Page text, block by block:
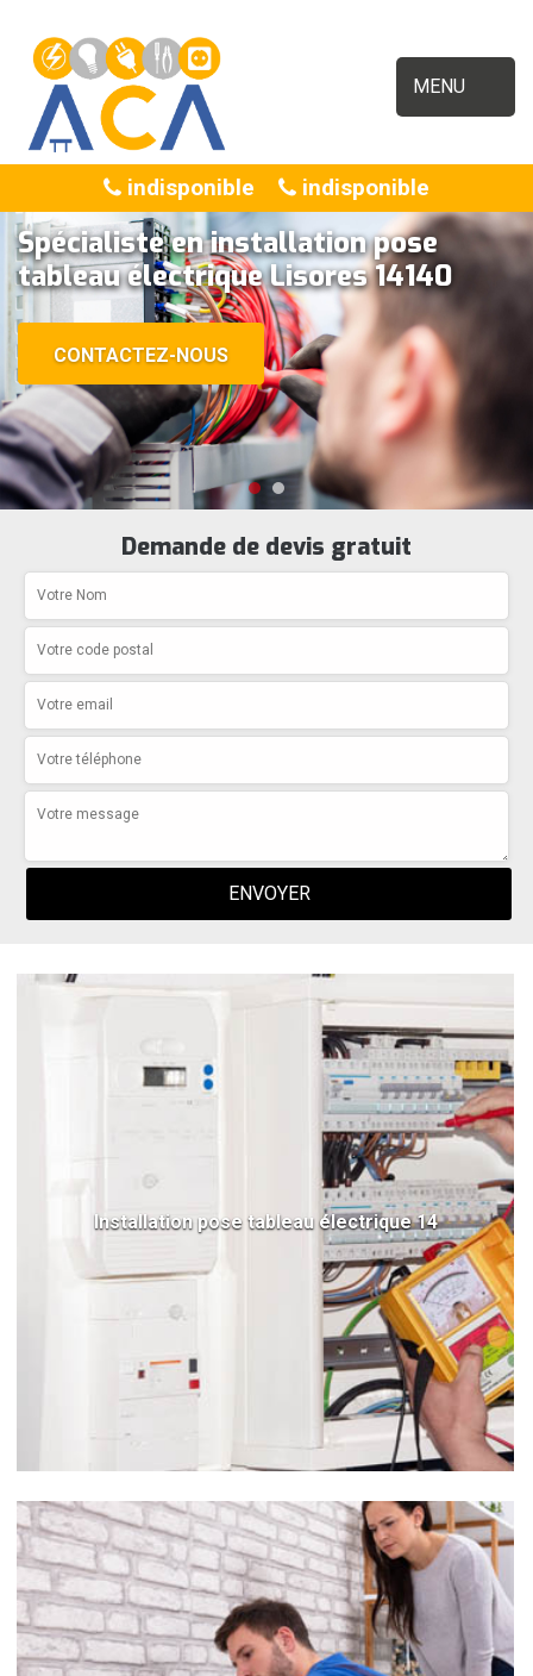
MENU
indisponible indisponible
Spécialiste en installation pose
tableau électrique Lisores 14140
CONTACTEZ-NOUS
Demande de devis gratuit
Installation pose tableau électrique 14